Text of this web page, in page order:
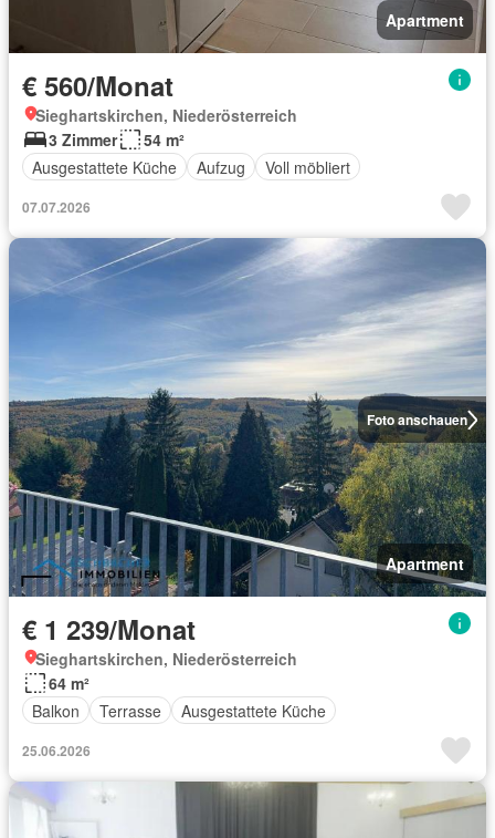
Apartment
€ 560/Monat
Sieghartskirchen, Niederösterreich
3 Zimmer
54 m²
Ausgestattete Küche
Aufzug Voll möbliert
07.07.2026
Foto anschauen
Apartment
€ 1 239/Monat
Sieghartskirchen, Niederösterreich
64 m²
Balkon
Terrasse Ausgestattete Küche
25.06.2026